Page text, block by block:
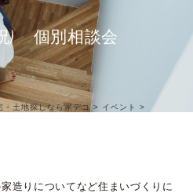
) 個別相談会
・土地探しなら家デコ> イベント
>
造りについてなど住まいづくりに